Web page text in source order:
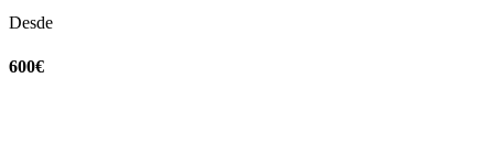
Desde
600€